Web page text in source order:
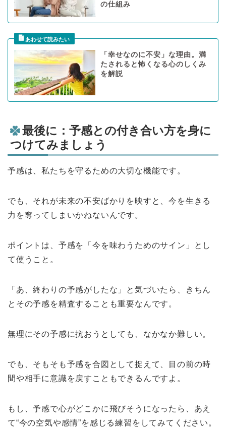
の仕組み
「幸せなのに不安」な理由。満
たされると怖くなる心のしくみ
を解説
最後に：予感との付き合い方を身に
つけてみましょう
予感は、私たちを守るための大切な機能です。
でも、それが未来の不安ばかりを映すと、今を生きる
力を奪ってしまいかねないんです。
ポイントは、予感を「今を味わうためのサイン」とし
て使うこと。
「あ、終わりの予感がしたな」と気づいたら、きちん
とその予感を精査することも重要なんです。
無理にその予感に抗おうとしても、なかなか難しい。
でも、そもそも予感を合図として捉えて、目の前の時
間や相手に意識を戻すこともできるんですよ。
もし、予感で心がどこかに飛びそうになったら、あえ
て“今の空気や感情”を感じる練習をしてみてください。